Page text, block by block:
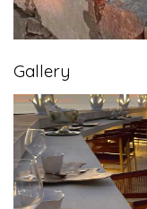
Gallery